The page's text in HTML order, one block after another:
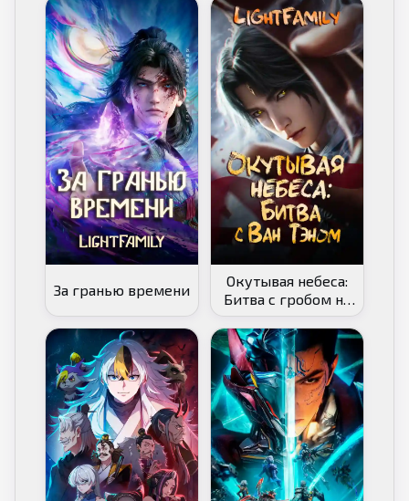
За гранью времени
Окутывая небеса:
Битва с гробом на
спине против Ван
Тэна